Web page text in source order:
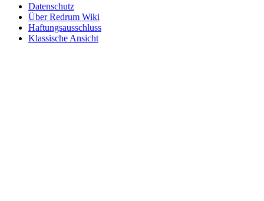
Datenschutz
Über Redrum Wiki
Haftungsausschluss
Klassische Ansicht